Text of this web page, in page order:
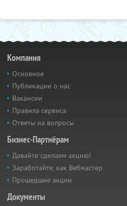
Компания
Основное
Публикации о нас
Вакансии
Правила сервиса
Ответы на вопросы
Бизнес-Партнёрам
Давайте сделаем акцию!
Заработайте, как Вебмастер
Прошедшие акции
Документы